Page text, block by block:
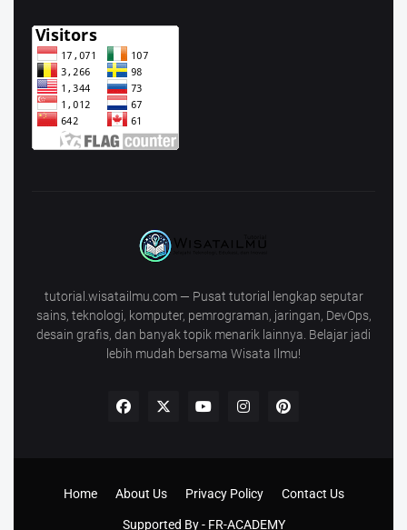
tutorial.wisatailmu.com — Pusat tutorial lengkap seputar
sains, teknologi, komputer, pemrograman, jaringan, DevOps,
desain grafis, dan banyak topik menarik lainnya. Belajar jadi
lebih mudah bersama Wisata Ilmu!
Supported By - FR-ACADEMY
Home About Us Privacy Policy Contact Us